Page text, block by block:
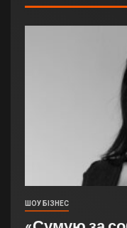
ШОУ БІЗНЕС